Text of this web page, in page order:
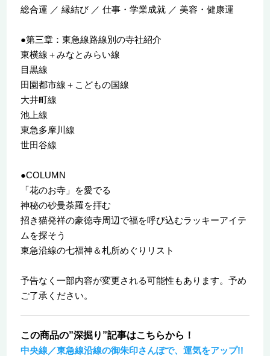
総合運 ／ 縁結び ／ 仕事・学業成就 ／ 美容・健康運
●第三章：東急線路線別の寺社紹介
東横線＋みなとみらい線
目黒線
田園都市線＋こどもの国線
大井町線
池上線
東急多摩川線
世田谷線
●COLUMN
「花のお寺」を愛でる
神秘の砂曼荼羅を拝む
招き猫発祥の豪徳寺周辺で福を呼び込むラッキーアイテ
ムを探そう
東急沿線の七福神＆札所めぐりリスト
予告なく一部内容が変更される可能性もあります。予め
ご了承ください。
この商品の”深掘り”記事はこちらから！
中央線／東急線沿線の御朱印さんぽで、運気をアップ!!